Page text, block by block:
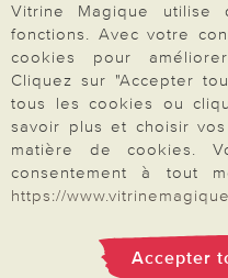
proposons une
bien-être quotidien:
pieds, articles de
équipements pour se
Notre sélection de
sa praticité et son
toutes les saisons.
toute sécurité par
chèque. Naviguez
Votre
Vitrine Magique utilise
fonctions. Avec votre
cookies pour
Cliquez sur "Accepter
tous les cookies ou
savoir plus et choisir
matière de cookies.
consentement à tout
https://
Accepter